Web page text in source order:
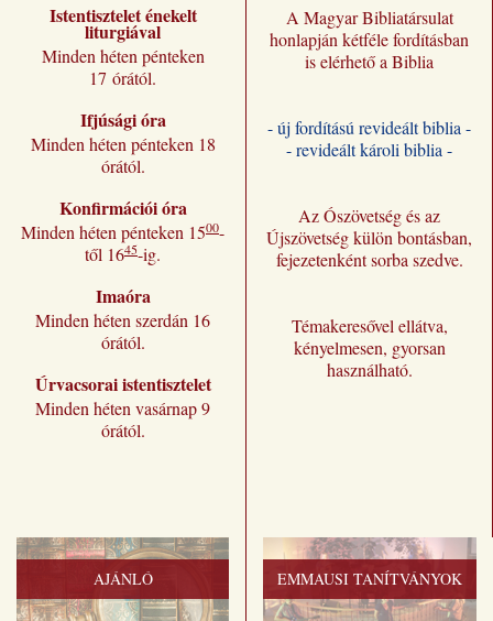
Istentisztelet énekelt
liturgiával
Minden héten pénteken
17 órától.
Ifjúsági óra
Minden héten pénteken 18
órától.
Konfirmációi óra
Minden héten pénteken 1500-
től 1645-ig.
Imaóra
Minden héten szerdán 16
órától.
Úrvacsorai istentisztelet
Minden héten vasárnap 9
órától.
A Magyar Bibliatársulat
honlapján kétféle fordításban
is elérhető a Biblia
- új fordítású revideált biblia -
- revideált károli biblia -
Az Ószövetség és az
Újszövetség külön bontásban,
fejezetenként sorba szedve.
Témakeresővel ellátva,
kényelmesen, gyorsan
használható.
AJÁNLÓ EMMAUSI TANÍTVÁNYOK